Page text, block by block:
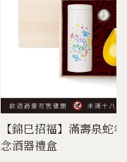
【錦巳招福】滿壽泉蛇
念酒器禮盒